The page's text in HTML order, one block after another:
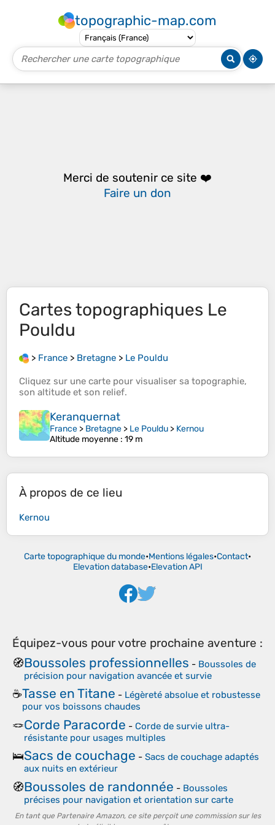
topographic-map.com
Merci de soutenir ce site ❤️
Faire un don
Cartes topographiques Le
Pouldu
> France > Bretagne > Le Pouldu
Cliquez sur une carte pour visualiser sa topographie,
son altitude et son relief.
Keranquernat
France > Bretagne > Le Pouldu > Kernou
Altitude moyenne : 19 m
À propos de ce lieu
Kernou
Carte topographique du monde•Mentions légales•Contact•
Elevation database•Elevation API
Équipez-vous pour votre prochaine aventure :
🧭Boussoles professionnelles - Boussoles de
précision pour navigation avancée et survie
☕Tasse en Titane - Légèreté absolue et robustesse
pour vos boissons chaudes
🪢Corde Paracorde - Corde de survie ultra-
résistante pour usages multiples
🛌Sacs de couchage - Sacs de couchage adaptés
aux nuits en extérieur
🧭Boussoles de randonnée - Boussoles
précises pour navigation et orientation sur carte
En tant que Partenaire Amazon, ce site perçoit une commission sur les